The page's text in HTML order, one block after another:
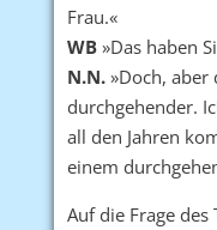
Frau.«
WB»Das haben
N.N.»Doch, aber
durchgehender.
all den Jahren
einem
Auf die Frage